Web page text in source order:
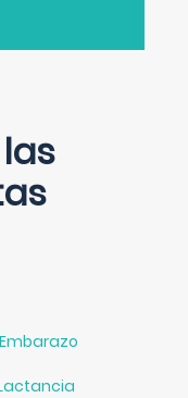
Embarazo